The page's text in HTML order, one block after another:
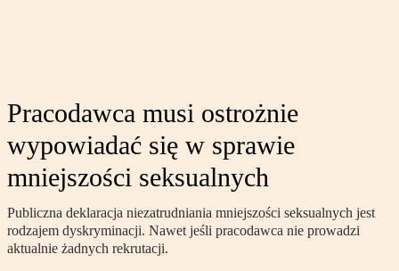
Pracodawca musi ostrożnie
wypowiadać się w sprawie
mniejszości seksualnych
Publiczna deklaracja niezatrudniania mniejszości seksualnych jest
rodzajem dyskryminacji. Nawet jeśli pracodawca nie prowadzi
aktualnie żadnych rekrutacji.